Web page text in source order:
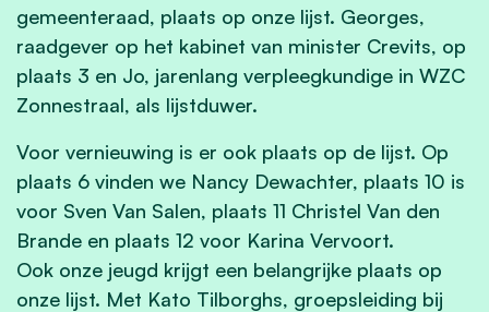
gemeenteraad, plaats op onze lijst. Georges,
raadgever op het kabinet van minister Crevits, op
plaats 3 en Jo, jarenlang verpleegkundige in WZC
Zonnestraal, als lijstduwer.
Voor vernieuwing is er ook plaats op de lijst. Op
plaats 6 vinden we Nancy Dewachter, plaats 10 is
voor Sven Van Salen, plaats 11 Christel Van den
Brande en plaats 12 voor Karina Vervoort.
Ook onze jeugd krijgt een belangrijke plaats op
onze lijst. Met Kato Tilborghs, groepsleiding bij